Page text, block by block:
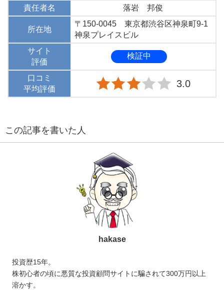
責任者名
落岩 邦俊
所在地
〒150-0045 東京都渋谷区神泉町9-1
神泉プレイスビル
サイト
評価
検証中
口コミ
平均評価
3.0
この記事を書いた人
hakase
投資歴15年。
株初心者の頃に悪質な投資顧問サイトに騙されて300万円以上
溶かす。